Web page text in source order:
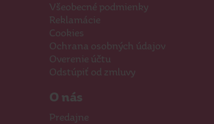
Všeobecné podmienky
Reklamácie
Cookies
Ochrana osobných údajov
Overenie účtu
Odstúpiť od zmluvy
O nás
Predajne